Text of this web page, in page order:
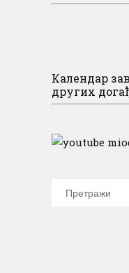
Календар
других